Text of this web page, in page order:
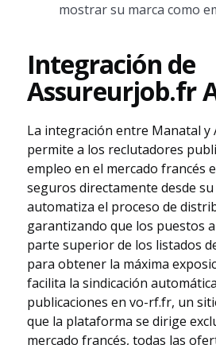
mostrar su marca como
Integración de
Assureurjob.fr
La integración entre Manatal
permite a los reclutadores
empleo en el mercado francés
seguros directamente desde su
automatiza el proceso de
garantizando que los puestos
parte superior de los listados
para obtener la máxima
facilita la sindicación
publicaciones en vo-rf.fr, un
que la plataforma se dirige
mercado francés, todas las